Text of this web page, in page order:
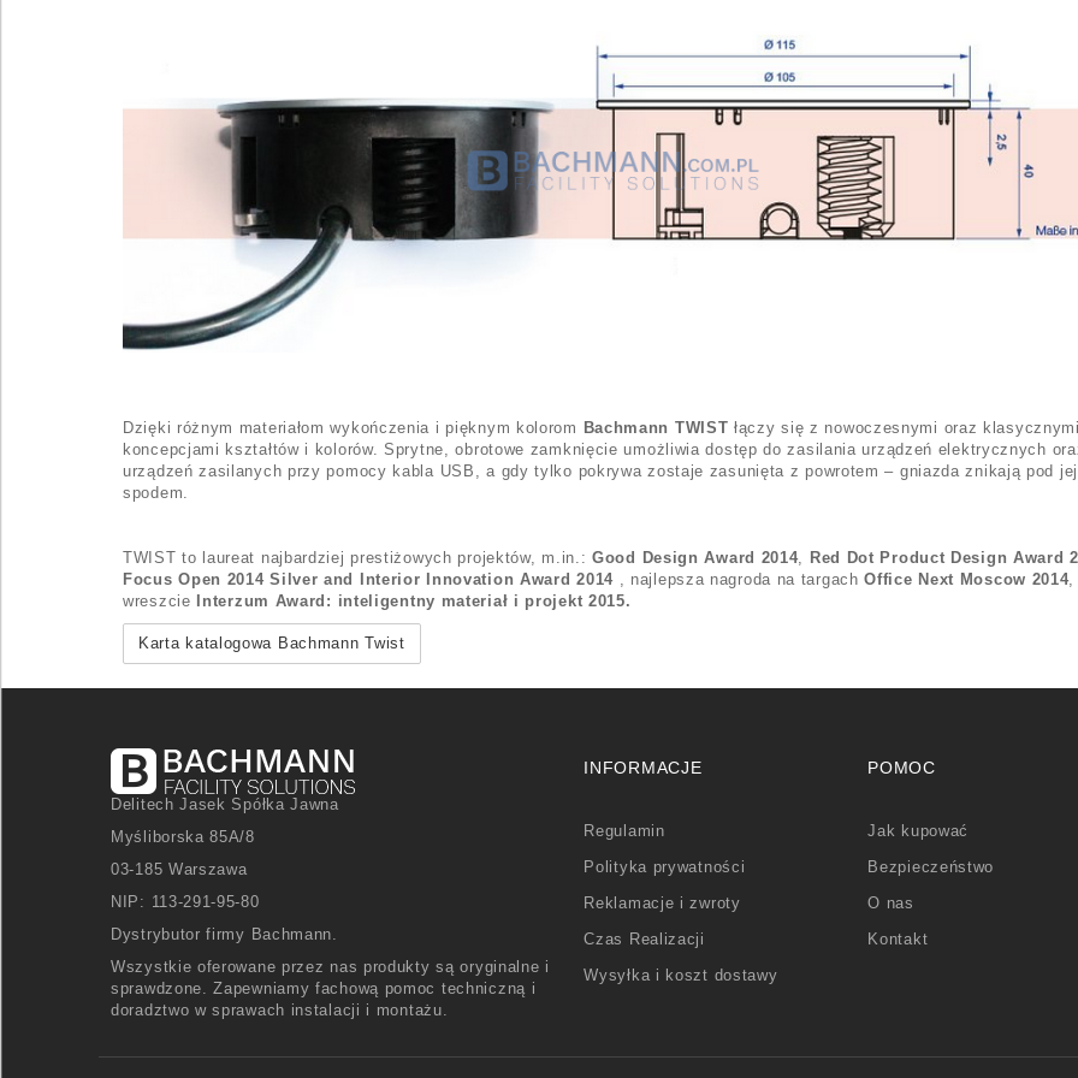
Dzięki różnym materiałom wykończenia i pięknym kolorom Bachmann TWIST łączy się z nowoczesnymi oraz
koncepcjami kształtów i kolorów. Sprytne, obrotowe zamknięcie umożliwia dostęp do zasilania urządzeń elektrycznych
urządzeń zasilanych przy pomocy kabla USB, a gdy tylko pokrywa zostaje zasunięta z powrotem – gniazda znikają pod jej
spodem.
TWIST to laureat najbardziej prestiżowych projektów, m.in.:Good Design Award 2014, Red Dot Product Design Award
Focus Open 2014 Silver and Interior Innovation Award 2014 , najlepsza nagroda na targachOffice Next Moscow 2014,
wreszcie
Interzum Award: inteligentny materiał i projekt 2015.
Karta katalogowa Bachmann Twist
Delitech Jasek Spółka Jawna
Myśliborska 85A/8
03-185 Warszawa
NIP: 113-291-95-80
Dystrybutor firmy Bachmann.
Wszystkie oferowane przez nas produkty są oryginalne i
sprawdzone. Zapewniamy fachową pomoc techniczną i
doradztwo w sprawach instalacji i montażu.
INFORMACJE
Regulamin
Polityka prywatności
Reklamacje i zwroty
Czas Realizacji
Wysyłka i koszt dostawy
POMOC
Jak kupować
Bezpieczeństwo
O nas
Kontakt